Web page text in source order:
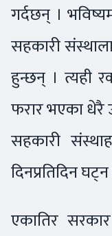
गर्दछन् ।
सहकारी
हुन्छन् । त्यही
फरार भएका
सहकारी
दिनप्रतिदिन
एकातिर